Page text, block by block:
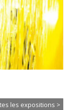
les expositions >